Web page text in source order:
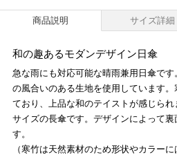
商品説明 サイズ詳細
和の趣あるモダンデザイン日傘
急な雨にも対応可能な晴雨兼用日傘で
の風合いのある生地を使用しています
ており、上品な和のテイストが感じら
サイズの長傘です。デザインによって
す。
（寒竹は天然素材のため形状やカラー